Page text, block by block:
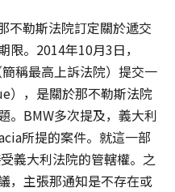
不勒斯法院訂定關於遞交
。2014年10月3日，
稱最高上訴法院）提交一
），是關於那不勒斯法院
。BMW多次提及，義大利
所提的案件。就這一部
義大利法院的管轄權。之
，主張那通知是不存在或